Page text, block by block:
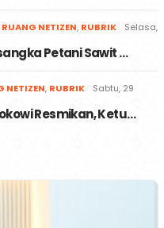
RUANG NETIZEN, RUBRIK
Selasa,
Petani Sawit …
NETIZEN, RUBRIK
Sabtu, 29
Resmikan, Ketu…